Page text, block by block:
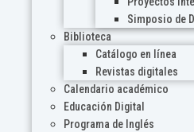
Simposio de
Biblioteca
Catálogo en línea
Revistas digitales
Calendario académico
Educación Digital
Programa de Inglés